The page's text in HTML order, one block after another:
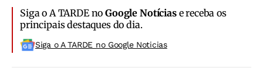
Siga o A TARDE noGoogle Notíciase receba os
principais destaques do dia.
Siga o A TARDE no Google Noticias